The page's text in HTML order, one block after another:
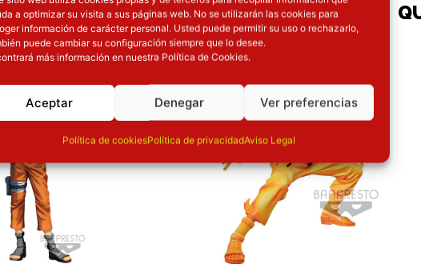
a optimizar su visita a sus páginas web. No se utilizarán las cookies para
información de carácter personal. Usted puede permitir su uso o rechazarlo,
puede cambiar su configuración siempre que lo desee.
más información en nuestra Política de Cookies.
Aceptar Denegar Ver preferencias
Política de cookiesPolítica de privacidadAviso Legal
OTROS PRODUCTOS
original era: 69.90€.El precio actual es: 59.41€.
Inicie sesión
El precio original era: 37.90€.